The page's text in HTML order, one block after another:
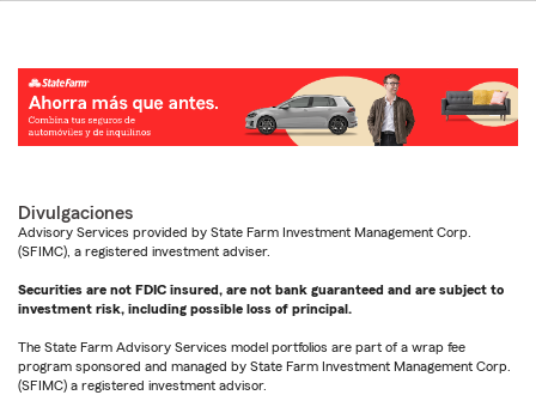
Divulgaciones
Advisory Services provided by State Farm Investment Management Corp.
(SFIMC), a registered investment adviser.
Securities are not FDIC insured, are not bank guaranteed and are subject to
investment risk, including possible loss of principal.
The State Farm Advisory Services model portfolios are part of a wrap fee
program sponsored and managed by State Farm Investment Management Corp.
(SFIMC) a registered investment advisor.